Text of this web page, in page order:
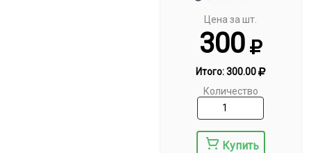
Цена за шт.
300
Итого:300.00
Количество
Купить